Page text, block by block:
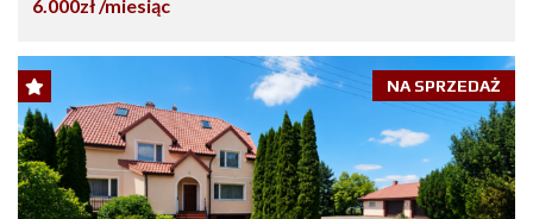
6.000zł /miesiąc
NA SPRZEDAŻ